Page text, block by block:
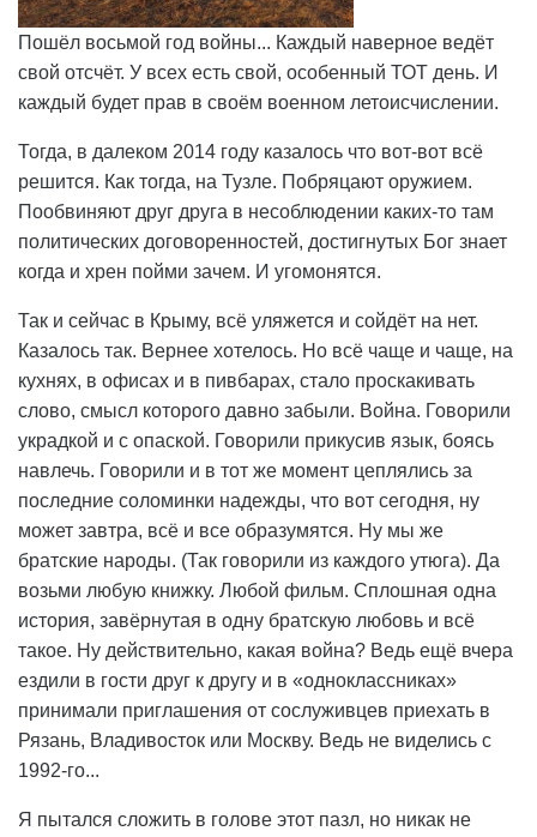
Пошёл восьмой год войны... Каждый наверное ведёт
свой отсчёт. У всех есть свой, особенный ТОТ день. И
каждый будет прав в своём военном летоисчислении.
Тогда, в далеком 2014 году казалось что вот-вот всё
решится. Как тогда, на Тузле. Побряцают оружием.
Пообвиняют друг друга в несоблюдении каких-то там
политических договоренностей, достигнутых Бог знает
когда и хрен пойми зачем. И угомонятся.
Так и сейчас в Крыму, всё уляжется и сойдёт на нет.
Казалось так. Вернее хотелось. Но всё чаще и чаще, на
кухнях, в офисах и в пивбарах, стало проскакивать
слово, смысл которого давно забыли. Война. Говорили
украдкой и с опаской. Говорили прикусив язык, боясь
навлечь. Говорили и в тот же момент цеплялись за
последние соломинки надежды, что вот сегодня, ну
может завтра, всё и все образумятся. Ну мы же
братские народы. (Так говорили из каждого утюга). Да
возьми любую книжку. Любой фильм. Сплошная одна
история, завёрнутая в одну братскую любовь и всё
такое. Ну действительно, какая война? Ведь ещё вчера
ездили в гости друг к другу и в «одноклассниках»
принимали приглашения от сослуживцев приехать в
Рязань, Владивосток или Москву. Ведь не виделись с
1992-го...
Я пытался сложить в голове этот пазл, но никак не